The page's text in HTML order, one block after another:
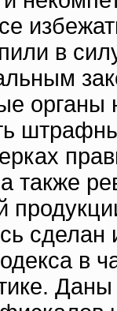
в
также
в